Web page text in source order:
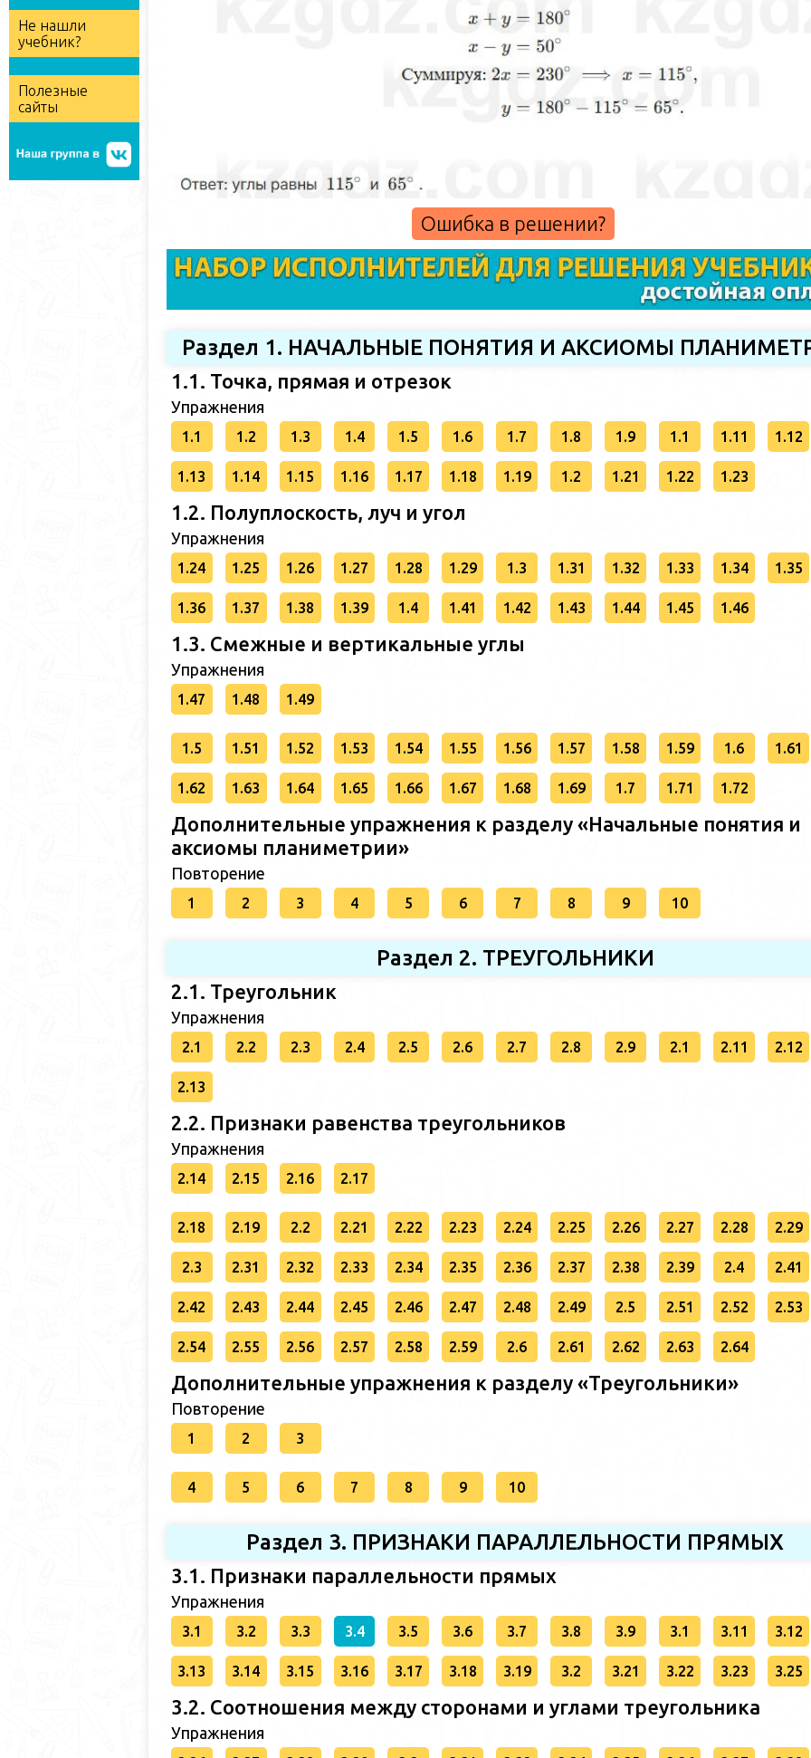
Не нашли
учебник?
Полезные
сайты
Ошибка в решении?
Раздел 1. НАЧАЛЬНЫЕ ПОНЯТИЯ И АКСИОМЫ
1.1. Точка, прямая и отрезок
Упражнения
1.1 1.2 1.3 1.4 1.5 1.6 1.7 1.8 1.9 1.1 1.11 1.12
1.13 1.14 1.15 1.16 1.17 1.18 1.19 1.2 1.21 1.22 1.23
1.2. Полуплоскость, луч и угол
Упражнения
1.24 1.25 1.26 1.27 1.28 1.29 1.3 1.31 1.32 1.33 1.34 1.35
1.36 1.37 1.38 1.39 1.4 1.41 1.42 1.43 1.44 1.45 1.46
1.3. Смежные и вертикальные углы
Упражнения
1.47 1.48 1.49
1.5 1.51 1.52 1.53 1.54 1.55 1.56 1.57 1.58 1.59 1.6 1.61
1.62 1.63 1.64 1.65 1.66 1.67 1.68 1.69 1.7 1.71 1.72
Дополнительные упражнения к разделу «Начальные понятия и
аксиомы планиметрии»
Повторение
1 2 3 4 5 6 7 8 9 10
Раздел 2. ТРЕУГОЛЬНИКИ
2.1. Треугольник
Упражнения
2.1 2.2 2.3 2.4 2.5 2.6 2.7 2.8 2.9 2.1 2.11 2.12
2.13
2.2. Признаки равенства треугольников
Упражнения
2.14 2.15 2.16 2.17
2.18 2.19 2.2 2.21 2.22 2.23 2.24 2.25 2.26 2.27 2.28 2.29
2.3 2.31 2.32 2.33 2.34 2.35 2.36 2.37 2.38 2.39 2.4 2.41
2.42 2.43 2.44 2.45 2.46 2.47 2.48 2.49 2.5 2.51 2.52 2.53
2.54 2.55 2.56 2.57 2.58 2.59 2.6 2.61 2.62 2.63 2.64
Дополнительные упражнения к разделу «Треугольники»
Повторение
1 2 3
4 5 6 7 8 9 10
Раздел 3. ПРИЗНАКИ ПАРАЛЛЕЛЬНОСТИ ПРЯМЫХ
3.1. Признаки параллельности прямых
Упражнения
3.1 3.2 3.3 3.4 3.5 3.6 3.7 3.8 3.9 3.1 3.11 3.12
3.13 3.14 3.15 3.16 3.17 3.18 3.19 3.2 3.21 3.22 3.23 3.25
3.2. Соотношения между сторонами и углами треугольника
Упражнения